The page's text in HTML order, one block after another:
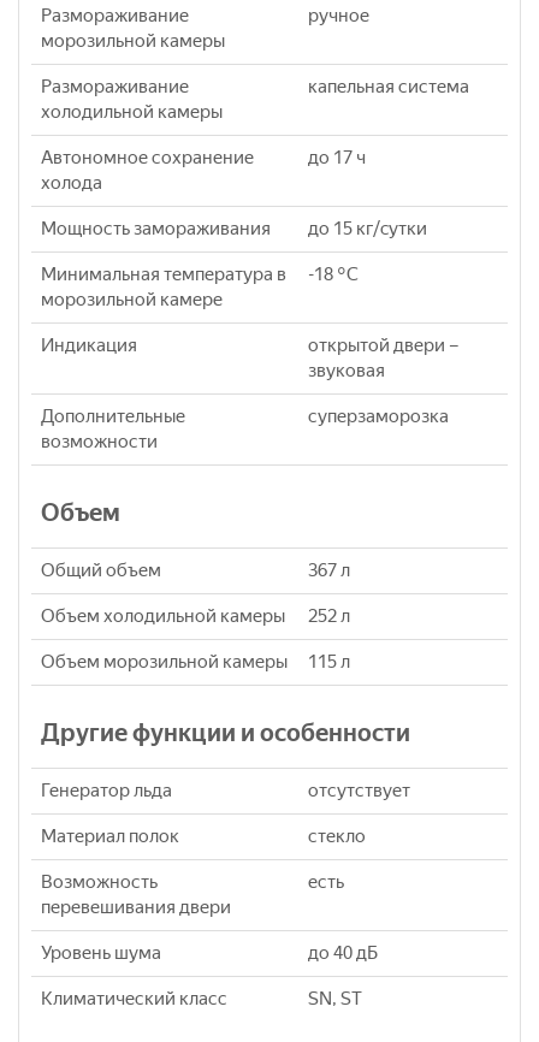
Размораживание
морозильной камеры
ручное
Размораживание
холодильной камеры
капельная система
Автономное сохранение
холода
до 17 ч
Мощность замораживания до 15 кг/cутки
Минимальная температура в
морозильной камере
-18 °C
Индикация
открытой двери –
звуковая
Дополнительные
возможности
суперзаморозка
Объем
Общий объем 367 л
Объем холодильной камеры 252 л
Объем морозильной камеры 115 л
Другие функции и особенности
Генератор льда отсутствует
Материал полок стекло
Возможность
перевешивания двери
есть
Уровень шума до 40 дБ
Климатический класс SN, ST